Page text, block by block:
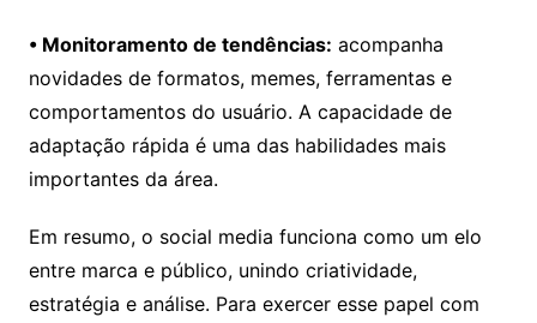
• Monitoramento de tendências: acompanha
novidades de formatos, memes, ferramentas e
comportamentos do usuário. A capacidade de
adaptação rápida é uma das habilidades mais
importantes da área.
Em resumo, o social media funciona como um elo
entre marca e público, unindo criatividade,
estratégia e análise. Para exercer esse papel com